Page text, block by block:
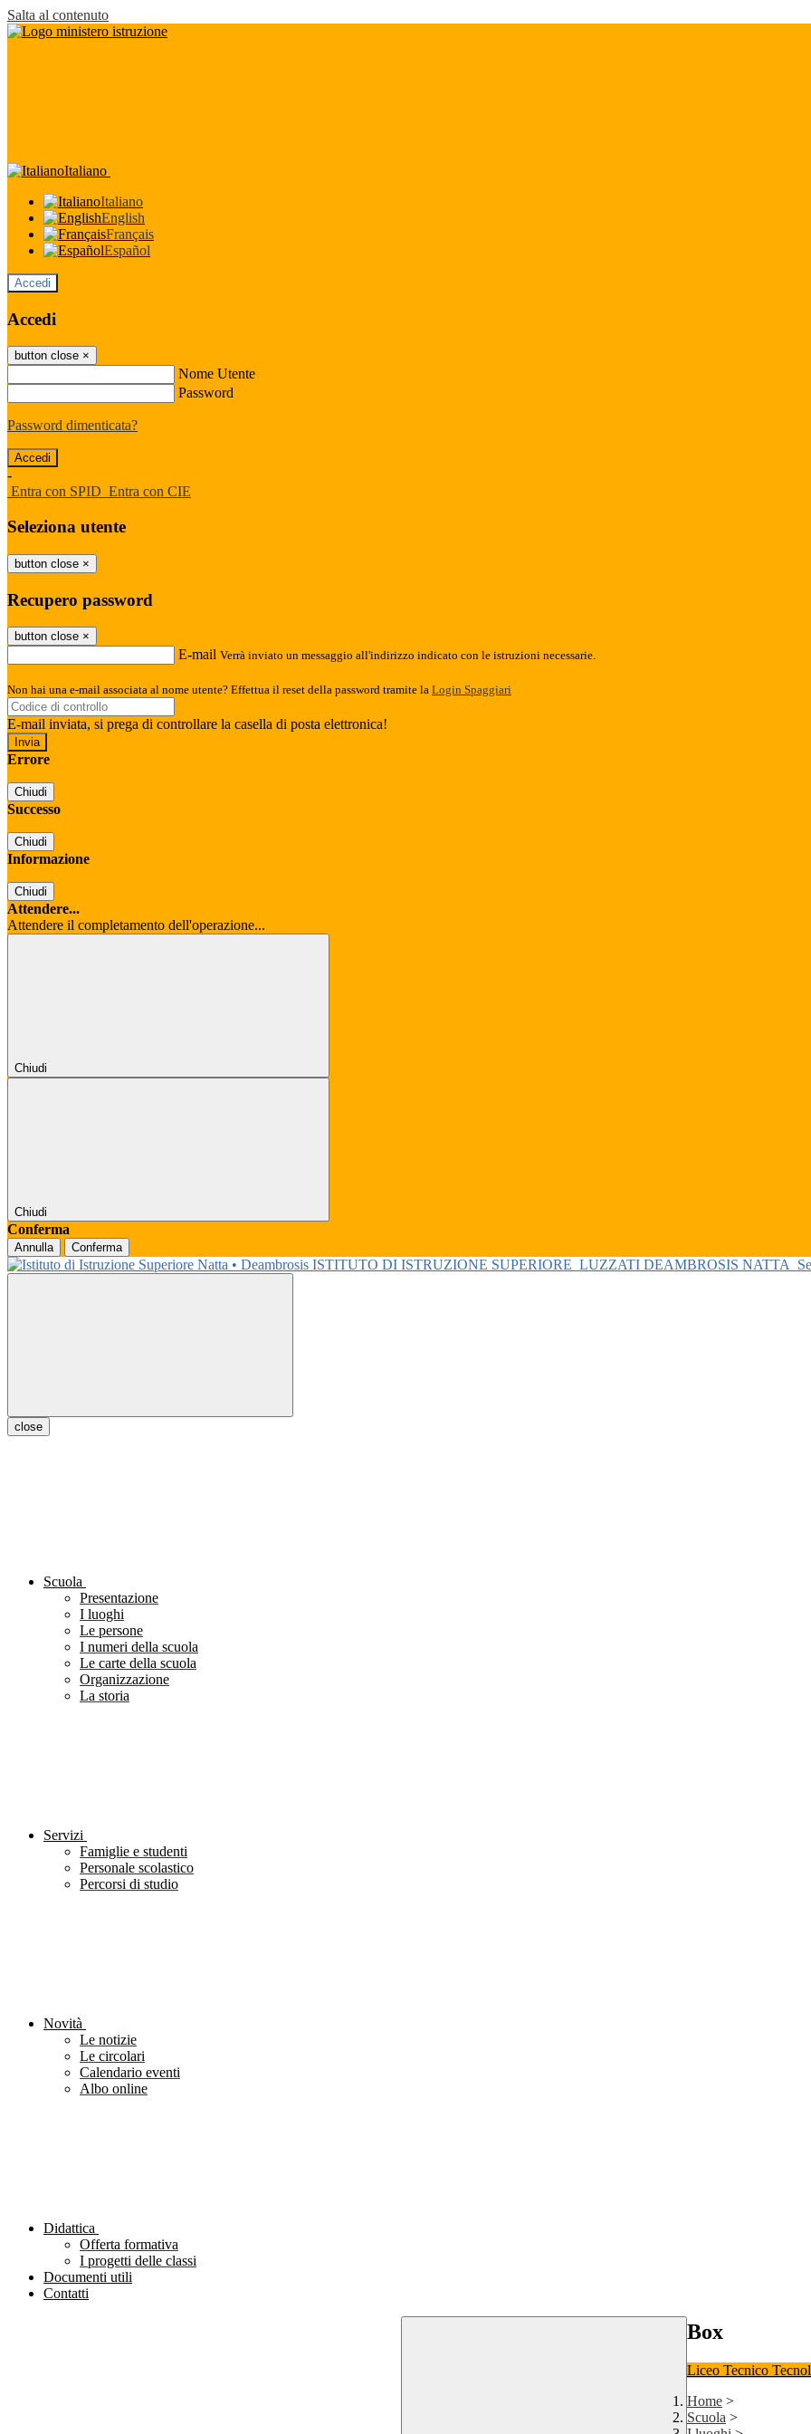
Salta al contenuto
Italiano
Italiano
English
Français
Español
Accedi
Accedi
button close ×
Nome Utente
Password
Password dimenticata?
-
Entra con SPID Entra con CIE
Seleziona utente
button close ×
Recupero password
button close ×
E-mail Verrà inviato un messaggio all'indirizzo indicato con le istruzioni necessarie.
Non hai una e-mail associata al nome utente? Effettua il reset della password tramite la Login Spaggiari
E-mail inviata, si prega di controllare la casella di posta elettronica!
Errore
Chiudi
Successo
Chiudi
Informazione
Chiudi
Attendere...
Attendere il completamento dell'operazione...
Chiudi
Chiudi
Conferma
Annulla Conferma
ISTITUTO DI ISTRUZIONE SUPERIORE LUZZATI DEAMBROSIS NATTA
close
Scuola
Presentazione
I luoghi
Le persone
I numeri della scuola
Le carte della scuola
Organizzazione
La storia
Servizi
Famiglie e studenti
Personale scolastico
Percorsi di studio
Novità
Le notizie
Le circolari
Calendario eventi
Albo online
Didattica
Offerta formativa
I progetti delle classi
Documenti utili
Contatti
Box
Liceo Tecnico
Home >
Scuola >